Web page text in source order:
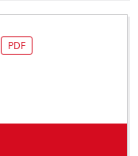
PDF